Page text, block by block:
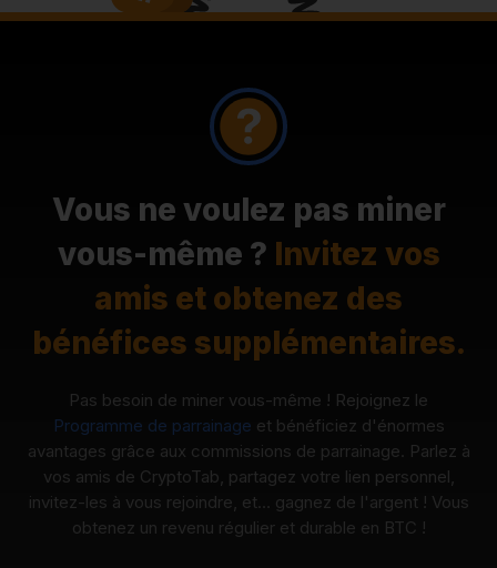
Vous ne voulez pas miner
vous-même ? Invitez vos
amis et obtenez des
bénéfices supplémentaires.
Pas besoin de miner vous-même ! Rejoignez le
Programme de parrainage et bénéficiez d'énormes
avantages grâce aux commissions de parrainage. Parlez à
vos amis de CryptoTab, partagez votre lien personnel,
invitez-les à vous rejoindre, et… gagnez de l'argent ! Vous
obtenez un revenu régulier et durable en BTC !